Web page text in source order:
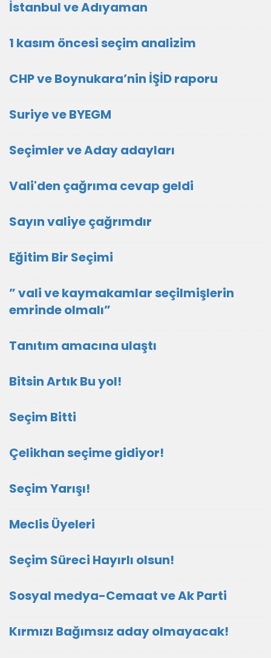
İstanbul ve Adıyaman
1 kasım öncesi seçim analizim
CHP ve Boynukara’nin İŞİD raporu
Suriye ve BYEGM
Seçimler ve Aday adayları
Vali'den çağrıma cevap geldi
Sayın valiye çağrımdır
Eğitim Bir Seçimi
” vali ve kaymakamlar seçilmişlerin
emrinde olmalı”
Tanıtım amacına ulaştı
Bitsin Artık Bu yol!
Seçim Bitti
Çelikhan seçime gidiyor!
Seçim Yarışı!
Meclis Üyeleri
Seçim Süreci Hayırlı olsun!
Sosyal medya-Cemaat ve Ak Parti
Kırmızı Bağımsız aday olmayacak!